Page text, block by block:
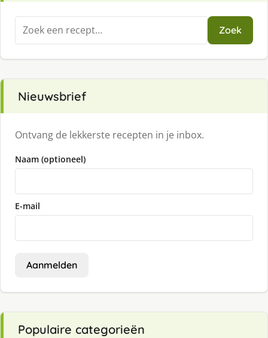
Zoeken
naar:
Zoek
Nieuwsbrief
Ontvang de lekkerste recepten in je inbox.
Naam (optioneel)
E-mail
Aanmelden
Populaire categorieën